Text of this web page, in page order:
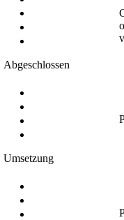
Abgeschlossen
Umsetzung